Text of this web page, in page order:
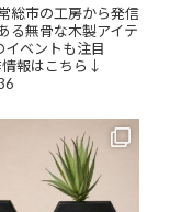
総市の工房から発信
る無骨な木製アイテ
ベントも注目
情報はこちら↓